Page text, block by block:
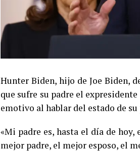
Hunter Biden, hijo de Joe Biden,
que sufre su padre el
emotivo al hablar del estado de su
«Mi padre es, hasta el día de
mejor padre, el mejor esposo, el